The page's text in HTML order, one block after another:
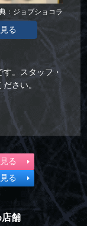
：ジョブショコラ
る
。スタッフ・
さい。
る
る
店舗